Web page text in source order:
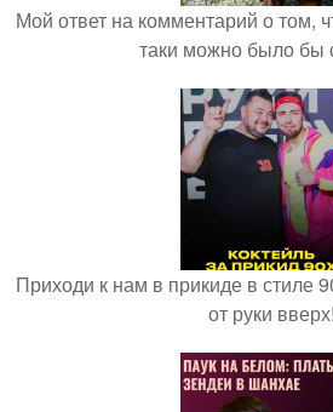
Мой ответ на комментарий о том,
таки можно было бы
Приходи к нам в прикиде в стиле
от руки вверх!